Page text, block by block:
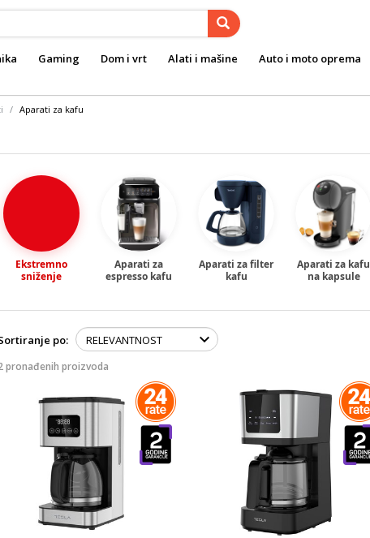
Gaming Dom i vrt Alati i mašine Auto i moto oprema
Aparati za kafu
Ekstremno
sniženje
Aparati za
espresso kafu
Aparati za filter
kafu
Aparati za kafu
na kapsule
po:
pronađenih proizvoda